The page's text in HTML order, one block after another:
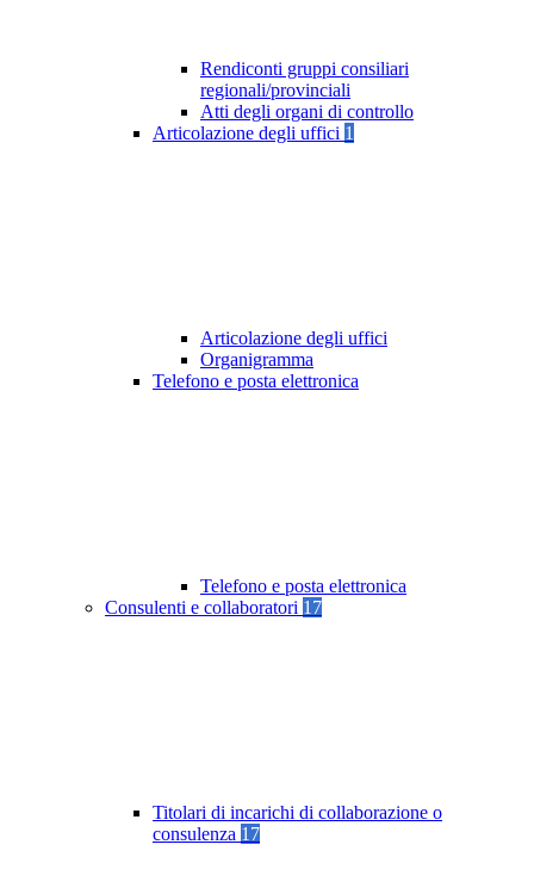
Rendiconti gruppi consiliari
regionali/provinciali
Atti degli organi di controllo
Articolazione degli uffici 1
Articolazione degli uffici
Organigramma
Telefono e posta elettronica
Telefono e posta elettronica
Consulenti e collaboratori 17
Titolari di incarichi di collaborazione o
consulenza 17